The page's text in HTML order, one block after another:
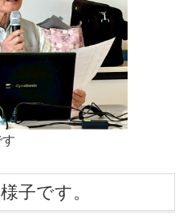
ディカルカフェ4周年記念講
だけます。 「まちなかメデ
さい。
演会！ 記念講演は、がんサバ
由美さんを予定しています。
ェ クールダウンは塩原温泉
子です。